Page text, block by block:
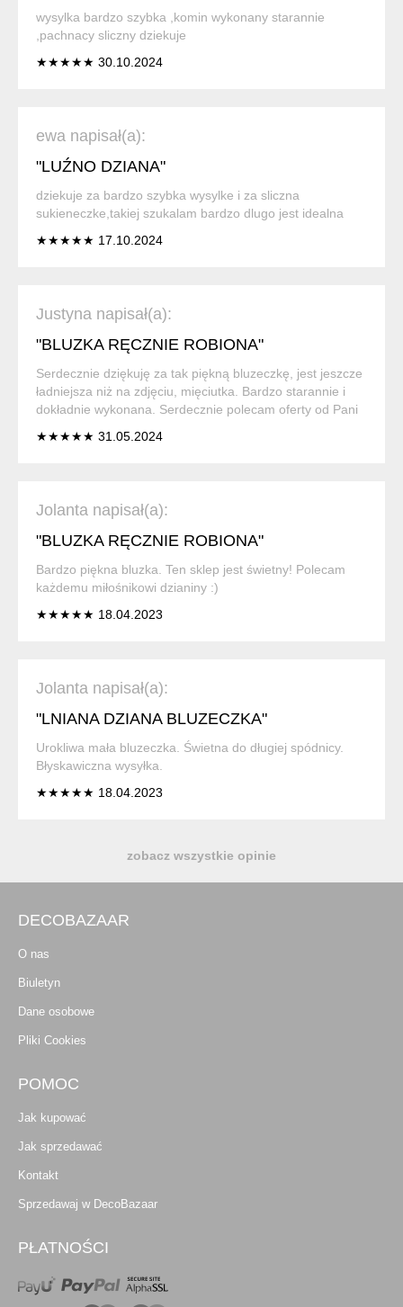
wysylka bardzo szybka ,komin wykonany starannie
,pachnacy sliczny dziekuje
★★★★★ 30.10.2024
ewa napisał(a):
"LUŹNO DZIANA"
dziekuje za bardzo szybka wysylke i za sliczna
sukieneczke,takiej szukalam bardzo dlugo jest idealna
★★★★★ 17.10.2024
Justyna napisał(a):
"BLUZKA RĘCZNIE ROBIONA"
Serdecznie dziękuję za tak piękną bluzeczkę, jest jeszcze
ładniejsza niż na zdjęciu, mięciutka. Bardzo starannie i
dokładnie wykonana. Serdecznie polecam oferty od Pani
★★★★★ 31.05.2024
Jolanta napisał(a):
"BLUZKA RĘCZNIE ROBIONA"
Bardzo piękna bluzka. Ten sklep jest świetny! Polecam
każdemu miłośnikowi dzianiny :)
★★★★★ 18.04.2023
Jolanta napisał(a):
"LNIANA DZIANA BLUZECZKA"
Urokliwa mała bluzeczka. Świetna do długiej spódnicy.
Błyskawiczna wysyłka.
★★★★★ 18.04.2023
zobacz wszystkie opinie
DECOBAZAAR
O nas
Biuletyn
Dane osobowe
Pliki Cookies
POMOC
Jak kupować
Jak sprzedawać
Kontakt
Sprzedawaj w DecoBazaar
PŁATNOŚCI